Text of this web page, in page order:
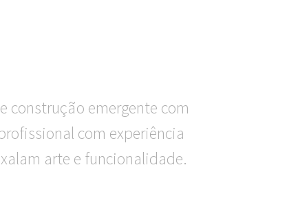
construção emergente com
com experiência
arte e funcionalidade.